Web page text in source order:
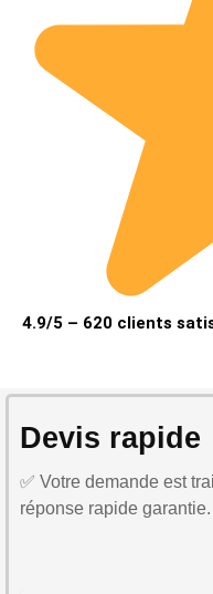
4.9/5 – 620 clients
Devis rapide
✅ Votre demande est
réponse rapide garantie.